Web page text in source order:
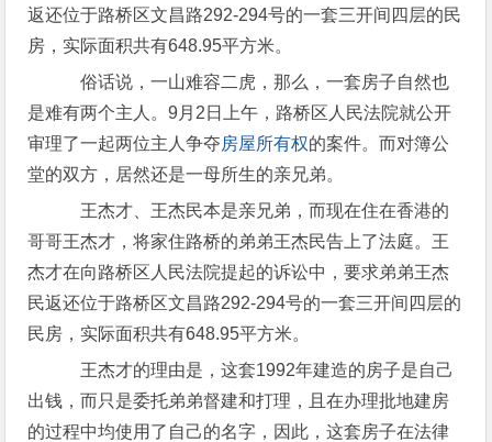
返还位于路桥区文昌路292-294号的一套三开间四层的民
房，实际面积共有648.95平方米。
俗话说，一山难容二虎，那么，一套房子自然也
是难有两个主人。9月2日上午，路桥区人民法院就公开
审理了一起两位主人争夺房屋所有权的案件。而对簿公
堂的双方，居然还是一母所生的亲兄弟。
王杰才、王杰民本是亲兄弟，而现在住在香港的
哥哥王杰才，将家住路桥的弟弟王杰民告上了法庭。王
杰才在向路桥区人民法院提起的诉讼中，要求弟弟王杰
民返还位于路桥区文昌路292-294号的一套三开间四层的
民房，实际面积共有648.95平方米。
王杰才的理由是，这套1992年建造的房子是自己
出钱，而只是委托弟弟督建和打理，且在办理批地建房
的过程中均使用了自己的名字，因此，这套房子在法律